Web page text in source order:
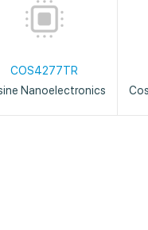
COS4277TR
Nanoelectronics